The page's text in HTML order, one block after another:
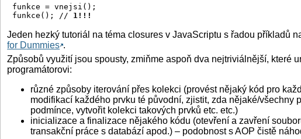
funkce = vnejsi();
funkce(); // 1!!!
Jeden hezký tutoriál na téma closures v JavaScriptu s řadou příkladů
for Dummies .
Způsobů využití jsou spousty, zmiňme aspoň dva nejtriviálnější, které
programátorovi:
různé způsoby iterování přes kolekci (provést nějaký kód pro
modifikací každého prvku té původní, zjistit, zda nějaké/všechny
podmínce, vytvořit kolekci takových prvků etc. etc.)
inicializace a finalizace nějakého kódu (otevření a zavření
transakční práce s databází apod.) – podobnost s AOP čistě